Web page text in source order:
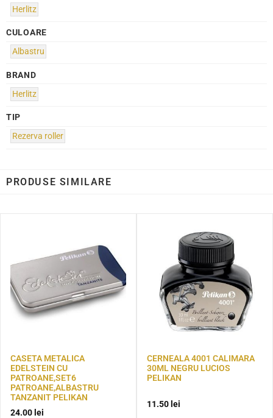
Herlitz
CULOARE
Albastru
BRAND
Herlitz
TIP
Rezerva roller
PRODUSE SIMILARE
CASETA METALICA
EDELSTEIN CU
PATROANE,SET6
PATROANE,ALBASTRU
TANZANIT PELIKAN
24.00 lei
CERNEALA 4001 CALIMARA
30ML NEGRU LUCIOS
PELIKAN
11.50 lei